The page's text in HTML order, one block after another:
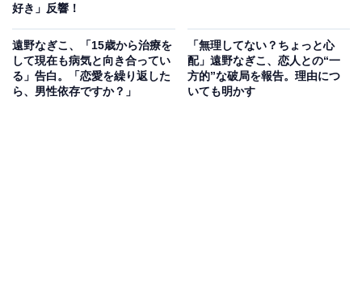
好き」反響！
遠野なぎこ、「15歳から治療を
して現在も病気と向き合ってい
る」告白。「恋愛を繰り返した
ら、男性依存ですか？」
「無理してない？ちょっと心
配」遠野なぎこ、恋人との“一
方的”な破局を報告。理由につ
いても明かす